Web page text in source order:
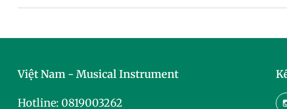
Việt Nam - Musical Instrument
Hotline: 0819003262